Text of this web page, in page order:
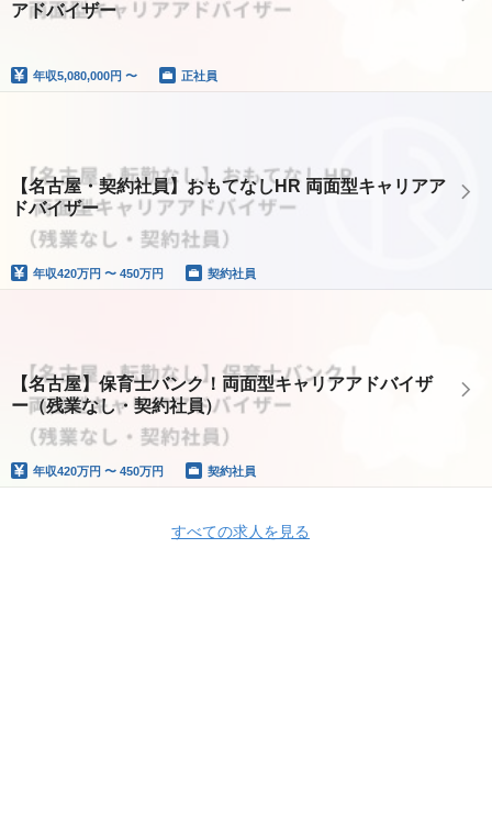
アドバイザー
年収5,080,000円 〜 正社員
【名古屋・契約社員】おもてなしHR 両面型キャリアア
ドバイザー
年収420万円 〜 450万円 契約社員
【名古屋】保育士バンク！両面型キャリアアドバイザ
ー（残業なし・契約社員）
年収420万円 〜 450万円 契約社員
すべての求人を見る